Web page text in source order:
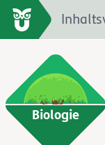
Biologie